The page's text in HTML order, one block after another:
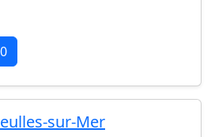
sur-Mer